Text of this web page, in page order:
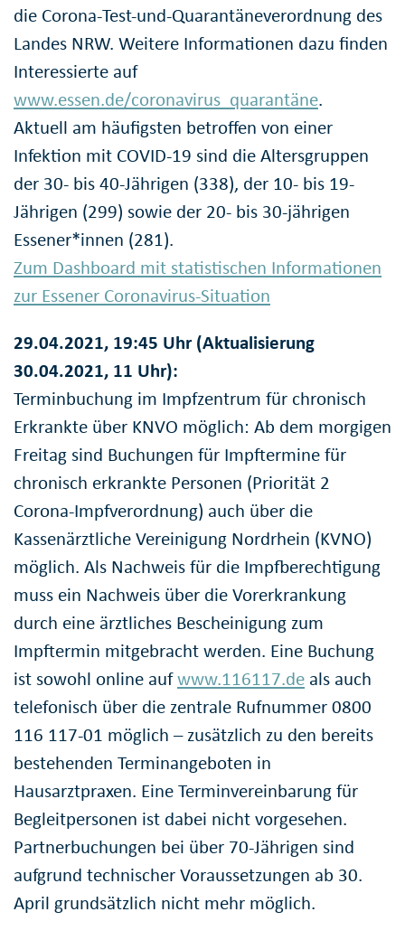
die Corona-Test-und-Quarantäneverordnung des
Landes NRW. Weitere Informationen dazu finden
Interessierte auf
www.essen.de/coronavirus_quarantäne.
Aktuell am häufigsten betroffen von einer
Infektion mit COVID-19 sind die Altersgruppen
der 30- bis 40-Jährigen (338), der 10- bis 19-
Jährigen (299) sowie der 20- bis 30-jährigen
Essener*innen (281).
Zum Dashboard mit statistischen Informationen
zur Essener Coronavirus-Situation
29.04.2021, 19:45 Uhr (Aktualisierung
30.04.2021, 11 Uhr):
Terminbuchung im Impfzentrum für chronisch
Erkrankte über KNVO möglich: Ab dem morgigen
Freitag sind Buchungen für Impftermine für
chronisch erkrankte Personen (Priorität 2
Corona-Impfverordnung) auch über die
Kassenärztliche Vereinigung Nordrhein (KVNO)
möglich. Als Nachweis für die Impfberechtigung
muss ein Nachweis über die Vorerkrankung
durch eine ärztliches Bescheinigung zum
Impftermin mitgebracht werden. Eine Buchung
ist sowohl online aufwww.116117.de als auch
telefonisch über die zentrale Rufnummer 0800
116 117-01 möglich – zusätzlich zu den bereits
bestehenden Terminangeboten in
Hausarztpraxen. Eine Terminvereinbarung für
Begleitpersonen ist dabei nicht vorgesehen.
Partnerbuchungen bei über 70-Jährigen sind
aufgrund technischer Voraussetzungen ab 30.
April grundsätzlich nicht mehr möglich.